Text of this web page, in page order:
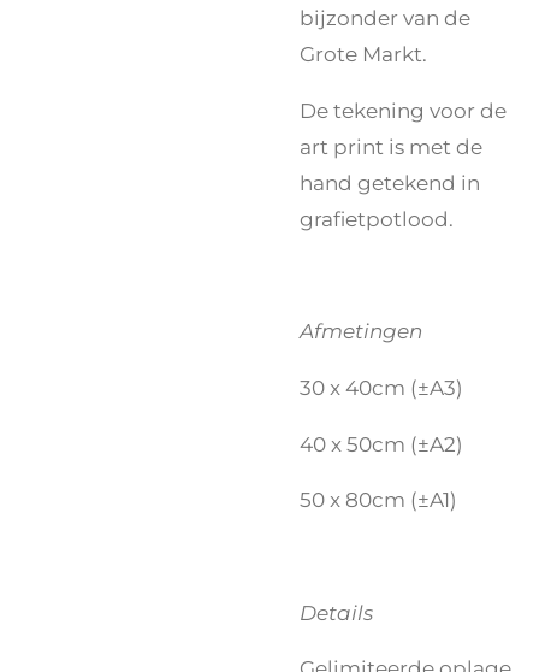
bijzonder van de
Grote Markt.
De tekening voor de
art print is met de
hand getekend in
grafietpotlood.
Afmetingen
30 x 40cm (±A3)
40 x 50cm (±A2)
50 x 80cm (±A1)
Details